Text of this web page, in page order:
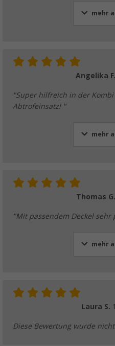
mehr
Angelika F.
"Super hilfreich in der
Abtrofeinsatz! "
mehr
Thomas G.
"Mit passendem Deckel sehr
mehr
Laura S.
Diese Bewertung wurde